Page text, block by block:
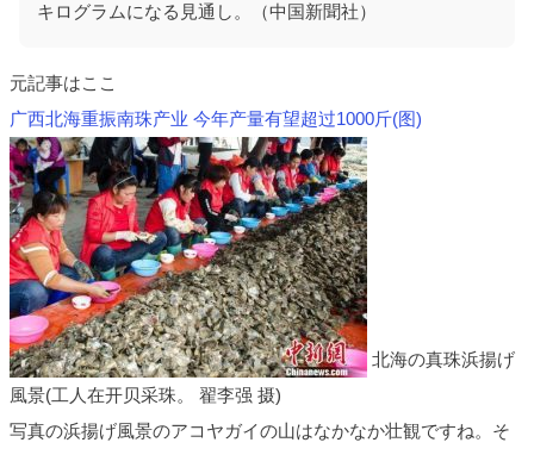
キログラムになる見通し。（中国新聞社）
元記事はここ
广西北海重振南珠产业 今年产量有望超过1000斤(图)
北海の真珠浜揚げ
風景(工人在开贝采珠。 翟李强 摄)
写真の浜揚げ風景のアコヤガイの山はなかなか壮観ですね。そ